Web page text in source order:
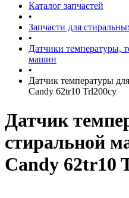
Каталог запчастей
•
Запчасти для
•
Датчики температуры,
машин
•
Датчик температуры
Candy 62tr10 Trl200cy
Датчик
стиральной
Candy 62tr10